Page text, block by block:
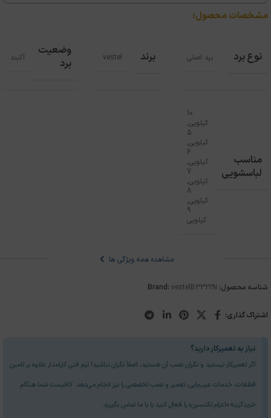
مشخصات محصول:
نوع برد برد اصلی برند vestel
وضعیت
برد
آکبند
مناسب
لباسشویی
10
کیلویی,
5
کیلویی,
6
کیلویی,
7
کیلویی,
8
کیلویی,
9
کیلویی
مشاهده همه ویژگی ها
شناسه محصول: B3322N
Brand: vestel
اشتراک گذاری:
نیاز به تعمیرکار دارید؟
اگر تعمیرکار نیستید و نگران نصب آن هستید، اصلاً نگران نباشید! تیم فنی کارامدار علاوه بر تامین
قطعات، خدمات عیب‌یابی، تعمیر و نصب تخصصی را نیز انجام می‌دهد. کافیست شما هنگام
خریدگزینه «اعزام تکنسین» را فعال کنید یا با ما تماس بگیرید.